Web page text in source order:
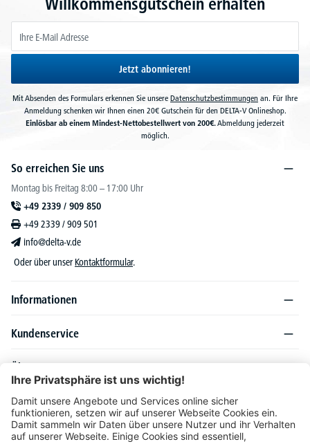
Jetzt abonnieren!
Mit Absenden des Formulars erkennen Sie unsere Datenschutzbestimmungen an. Für Ihre
Anmeldung schenken wir Ihnen einen 20€ Gutschein für den DELTA-V Onlineshop.
Einlösbar ab einem Mindest-Nettobestellwert von 200€.Abmeldung jederzeit
möglich.
So erreichen Sie uns
Montag bis Freitag 8:00 – 17:00 Uhr
+49 2339 / 909 850
+49 2339 / 909 501
info@delta-v.de
Oder über unser Kontaktformular.
Informationen
Kundenservice
Über DELTA-V
Produktsortiment
Ratgeber